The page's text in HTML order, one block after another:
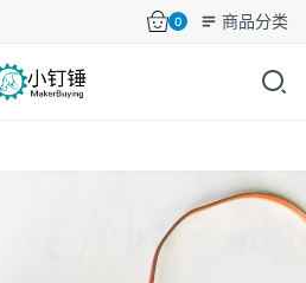
0 商品分类